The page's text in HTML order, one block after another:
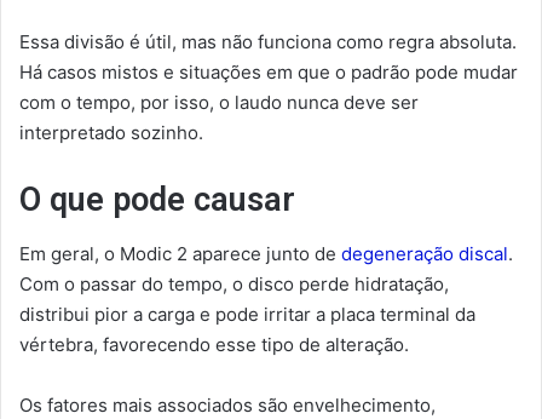
Essa divisão é útil, mas não funciona como regra absoluta.
Há casos mistos e situações em que o padrão pode mudar
com o tempo, por isso, o laudo nunca deve ser
interpretado sozinho.
O que pode causar
Em geral, o Modic 2 aparece junto de degeneração discal.
Com o passar do tempo, o disco perde hidratação,
distribui pior a carga e pode irritar a placa terminal da
vértebra, favorecendo esse tipo de alteração.
Os fatores mais associados são envelhecimento,